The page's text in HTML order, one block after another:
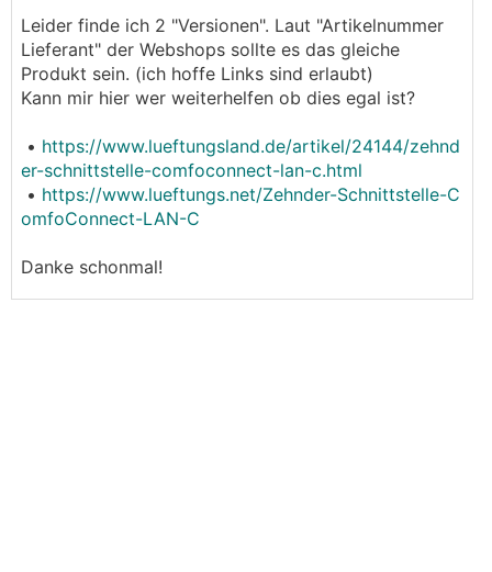
Leider finde ich 2 "Versionen". Laut "Artikelnummer
Lieferant" der Webshops sollte es das gleiche
Produkt sein. (ich hoffe Links sind erlaubt)
Kann mir hier wer weiterhelfen ob dies egal ist?
• https://www.lueftungsland.de/artikel/24144/zehnd
er-schnittstelle-comfoconnect-lan-c.html
• https://www.lueftungs.net/Zehnder-Schnittstelle-C
omfoConnect-LAN-C
Danke schonmal!